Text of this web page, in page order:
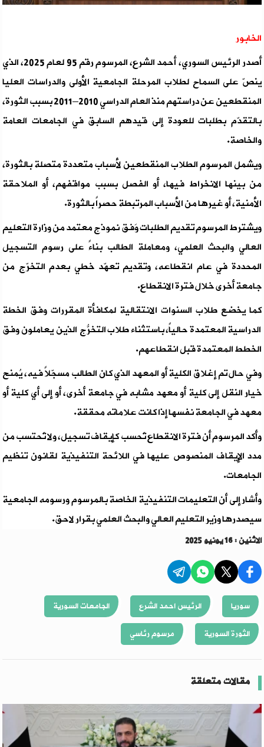
الخابور
أصدر الرئيس السوري، أحمد الشرع، المرسوم رقم 95 لعام 2025، الذي
ينصّ على السماح لطلاب المرحلة الجامعية الأولى والدراسات العليا
المنقطعين عن دراستهم منذ العام الدراسي 2010–2011 بسبب الثورة،
بالتقدّم بطلبات للعودة إلى قيدهم السابق في الجامعات العامة
والخاصة.
ويشمل المرسوم الطلاب المنقطعين لأسباب متعددة متصلة بالثورة،
من بينها الانخراط فيها، أو الفصل بسبب مواقفهم، أو الملاحقة
الأمنية، أو غيرها من الأسباب المرتبطة حصراً بالثورة.
ويشترط المرسوم تقديم الطلبات وَفق نموذج معتمد من وزارة التعليم
العالي والبحث العلمي، ومعاملة الطالب بناءً على رسوم التسجيل
المحددة في عام انقطاعه، وتقديم تعهّد خطي بعدم التخرّج من
جامعة أخرى خلال فترة الانقطاع.
كما يخضع طلاب السنوات الانتقالية لمكافأة المقررات وفق الخطة
الدراسية المعتمدة حالياً، باستثناء طلاب التخرّج الذين يُعاملون وفق
الخطط المعتمدة قبل انقطاعهم.
وفي حال تم إغلاق الكلية أو المعهد الذي كان الطالب مسجّلاً فيه، يُمنح
خيار النقل إلى كلية أو معهد مشابه في جامعة أخرى، أو إلى أي كلية أو
معهد في الجامعة نفسها إذا كانت علاماته محققة.
وأكد المرسوم أن فترة الانقطاع تُحسب كإيقاف تسجيل، ولا تُحتسب من
مدد الإيقاف المنصوص عليها في اللائحة التنفيذية لقانون تنظيم
الجامعات.
وأشار إلى أن التعليمات التنفيذية الخاصة بالمرسوم ورسومه الجامعية
سيصدرها وزير التعليم العالي والبحث العلمي بقرار لاحق.
الاثنين : 16 يونيو 2025
سوريا الرئيس احمد الشرع
الجامعات السورية
الثورة السورية
مرسوم رئاسي
مقالات متعلقة